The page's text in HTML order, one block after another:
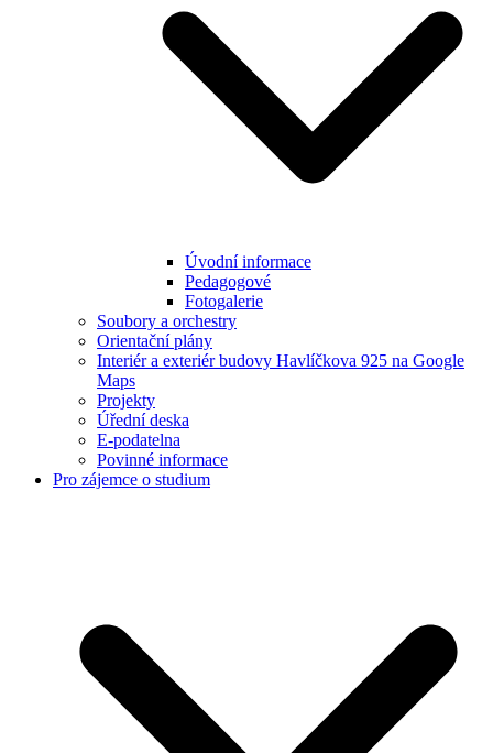
Úvodní informace
Pedagogové
Fotogalerie
Soubory a orchestry
Orientační plány
Interiér a exteriér budovy Havlíčkova 925 na Google
Maps
Projekty
Úřední deska
E-podatelna
Povinné informace
Pro zájemce o studium